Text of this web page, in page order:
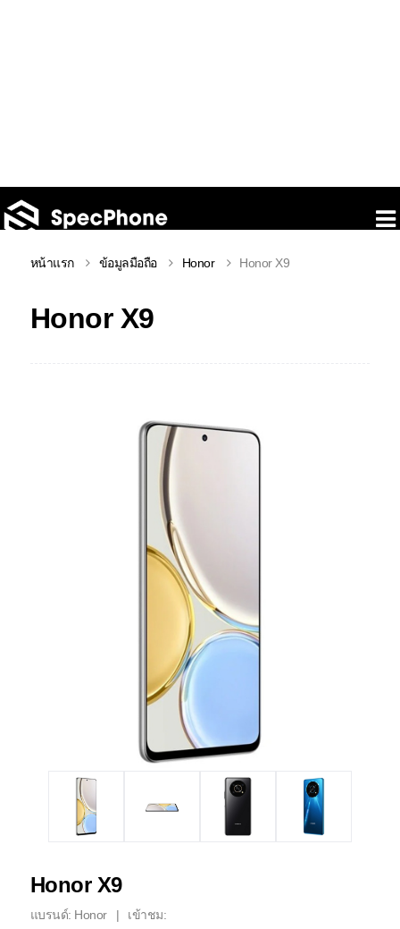
หน้าแรก ข้อมูลมือถือ Honor Honor X9
Honor X9
Honor X9
แบรนด์: Honor เข้าชม: